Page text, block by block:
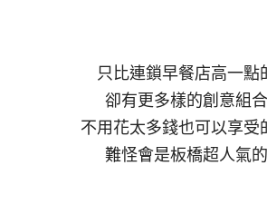
只比連鎖早餐店高一點
卻有更多樣的創意組
不用花太多錢也可以享受
難怪會是板橋超人氣